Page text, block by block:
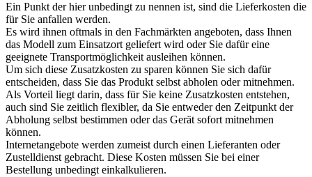
Ein Punkt der hier unbedingt zu nennen ist, sind die Lieferkosten die
für Sie anfallen werden.
Es wird ihnen oftmals in den Fachmärkten angeboten, dass Ihnen
das Modell zum Einsatzort geliefert wird oder Sie dafür eine
geeignete Transportmöglichkeit ausleihen können.
Um sich diese Zusatzkosten zu sparen können Sie sich dafür
entscheiden, dass Sie das Produkt selbst abholen oder mitnehmen.
Als Vorteil liegt darin, dass für Sie keine Zusatzkosten entstehen,
auch sind Sie zeitlich flexibler, da Sie entweder den Zeitpunkt der
Abholung selbst bestimmen oder das Gerät sofort mitnehmen
können.
Internetangebote werden zumeist durch einen Lieferanten oder
Zustelldienst gebracht. Diese Kosten müssen Sie bei einer
Bestellung unbedingt einkalkulieren.